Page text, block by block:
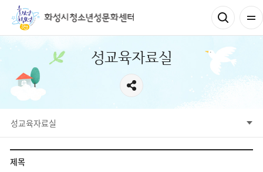
성교육자료실
성교육자료실
제목